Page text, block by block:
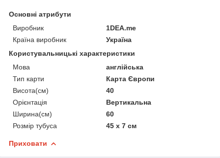
Основні атрибути
Виробник
1DEA.me
Країна виробник
Україна
Користувальницькі характеристики
Мова
англійська
Тип карти
Карта Європи
Висота(см)
40
Орієнтація
Вертикальна
Ширина(см)
60
Розмір тубуса
45 х 7 см
Приховати